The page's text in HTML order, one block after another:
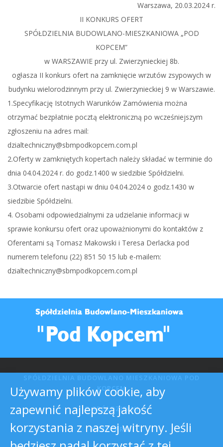
Warszawa, 20.03.2024 r.
II KONKURS OFERT
SPÓŁDZIELNIA BUDOWLANO-MIESZKANIOWA „POD
KOPCEM”
w WARSZAWIE przy ul. Zwierzynieckiej 8b.
ogłasza II konkurs ofert na zamknięcie wrzutów zsypowych w
budynku wielorodzinnym przy ul. Zwierzynieckiej 9 w Warszawie.
1.Specyfikację Istotnych Warunków Zamówienia można
otrzymać bezpłatnie pocztą elektroniczną po wcześniejszym
zgłoszeniu na adres mail:
dzialtechniczny@sbmpodkopcem.com.pl
2.Oferty w zamkniętych kopertach należy składać w terminie do
dnia 04.04.2024 r. do godz.1400 w siedzibie Spółdzielni.
3.Otwarcie ofert nastąpi w dniu 04.04.2024 o godz.1430 w
siedzibie Spółdzielni.
4. Osobami odpowiedzialnymi za udzielanie informacji w
sprawie konkursu ofert oraz upoważnionymi do kontaktów z
Oferentami są Tomasz Makowski i Teresa Derlacka pod
numerem telefonu (22) 851 50 15 lub e-mailem:
dzialtechniczny@sbmpodkopcem.com.pl
KOPCEM
O SPÓŁDZIELNI
PRZETARGI
Używamy plików cookie, aby
zapewnić najlepszą jakość
korzystania z naszej witryny. Jeśli